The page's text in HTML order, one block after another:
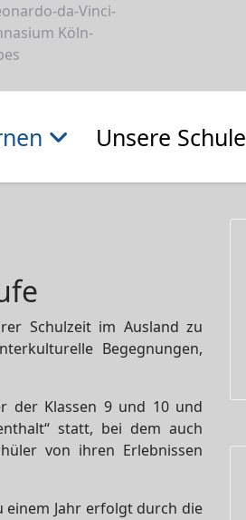
Unsere Schule
Schulzeit im Ausland zu
Begegnungen,
der Klassen 9 und 10 und
statt, bei dem auch
von ihren Erlebnissen
Jahr erfolgt durch die